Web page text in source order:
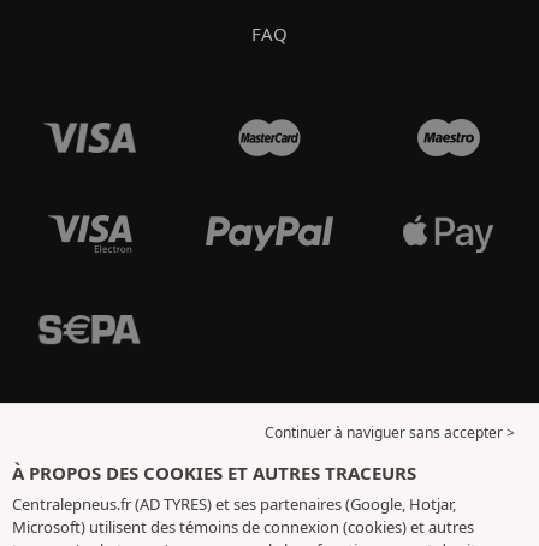
FAQ
Continuer à naviguer sans accepter >
À PROPOS DES COOKIES ET AUTRES TRACEURS
Centralepneus.fr (AD TYRES) et ses partenaires (Google, Hotjar,
Microsoft) utilisent des témoins de connexion (cookies) et autres